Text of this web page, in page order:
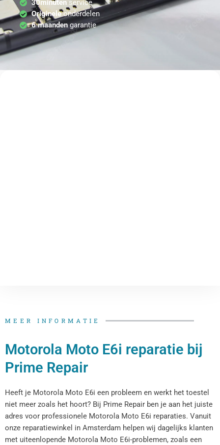
30minutenservice
Origineleonderdelen
6 maandengarantie
MEER INFORMATIE
Motorola Moto E6i reparatie bij
Prime Repair
Heeft je Motorola Moto E6i een probleem en werkt het toestel
niet meer zoals het hoort? Bij Prime Repair ben je aan het juiste
adres voor professionele Motorola Moto E6i reparaties. Vanuit
onze reparatiewinkel in Amsterdam helpen wij dagelijks klanten
met uiteenlopende Motorola Moto E6i-problemen, zoals een